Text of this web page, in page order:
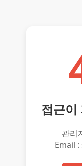
접근이
관리
Email